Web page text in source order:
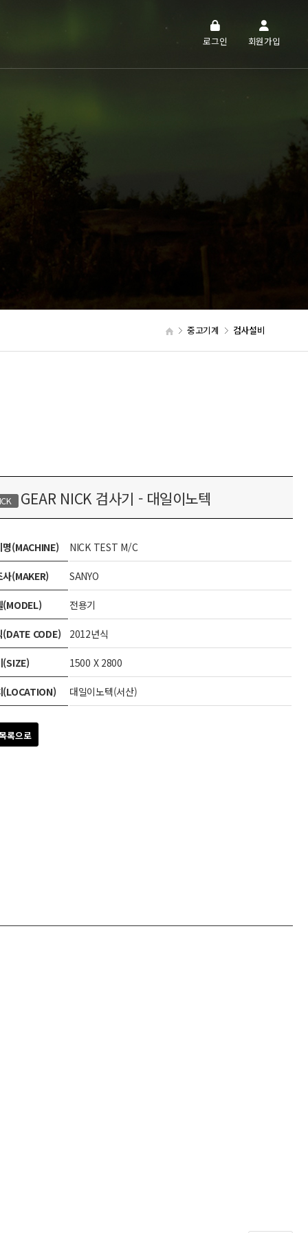
로그인 회원가입
중고기계 검사설비
GEAR NICK 검사기 - 대일이노텍
명(MACHINE) NICK TEST M/C
사(MAKER) SANYO
(MODEL) 전용기
(DATE CODE) 2012년식
(SIZE) 1500 X 2800
(LOCATION) 대일이노텍(서산)
록으로